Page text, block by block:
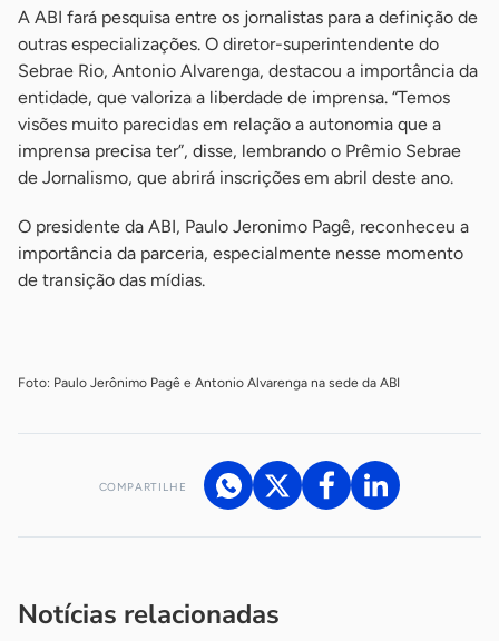
A ABI fará pesquisa entre os jornalistas para a definição de
outras especializações. O diretor-superintendente do
Sebrae Rio, Antonio Alvarenga, destacou a importância da
entidade, que valoriza a liberdade de imprensa. “Temos
visões muito parecidas em relação a autonomia que a
imprensa precisa ter”, disse, lembrando o Prêmio Sebrae
de Jornalismo, que abrirá inscrições em abril deste ano.
O presidente da ABI, Paulo Jeronimo Pagê, reconheceu a
importância da parceria, especialmente nesse momento
de transição das mídias.
Foto: Paulo Jerônimo Pagê e Antonio Alvarenga na sede da ABI
COMPARTILHE
Notícias relacionadas